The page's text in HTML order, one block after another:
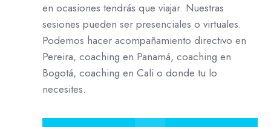
en ocasiones tendrás que viajar. Nuestras
sesiones pueden ser presenciales o virtuales.
Podemos hacer acompañamiento directivo en
Pereira, coaching en Panamá, coaching en
Bogotá, coaching en Cali o donde tu lo
necesites.